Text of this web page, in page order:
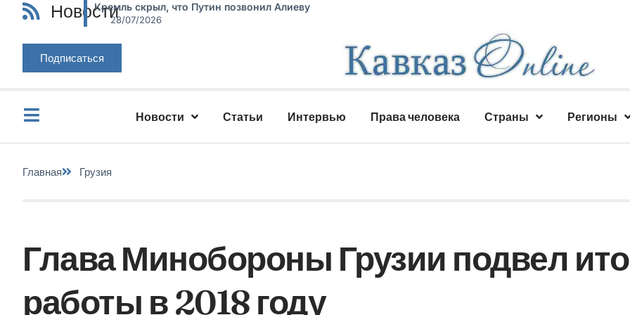
НовостиКремль скрыл, что Путин позвонил Алиеву
28/07/2026
Подписаться
Новости Статьи Интервью Права человека Страны Регионы
Главная Грузия
Глава Минобороны Грузии подвел
работы в 2018 году